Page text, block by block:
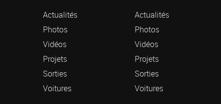
Actualités
Photos
Vidéos
Projets
Sorties
Voitures
Actualités
Photos
Vidéos
Projets
Sorties
Voitures